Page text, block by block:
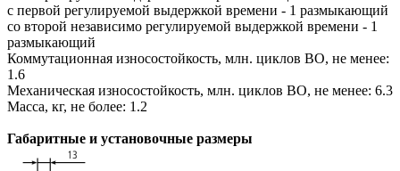
с первой регулируемой выдержкой времени - 1 размыкающий
со второй независимо регулируемой выдержкой времени - 1
размыкающий
Коммутационная износостойкость, млн. циклов ВО, не менее:
1.6
Механическая износостойкость, млн. циклов ВО, не менее: 6.3
Масса, кг, не более: 1.2
Габаритные и установочные размеры